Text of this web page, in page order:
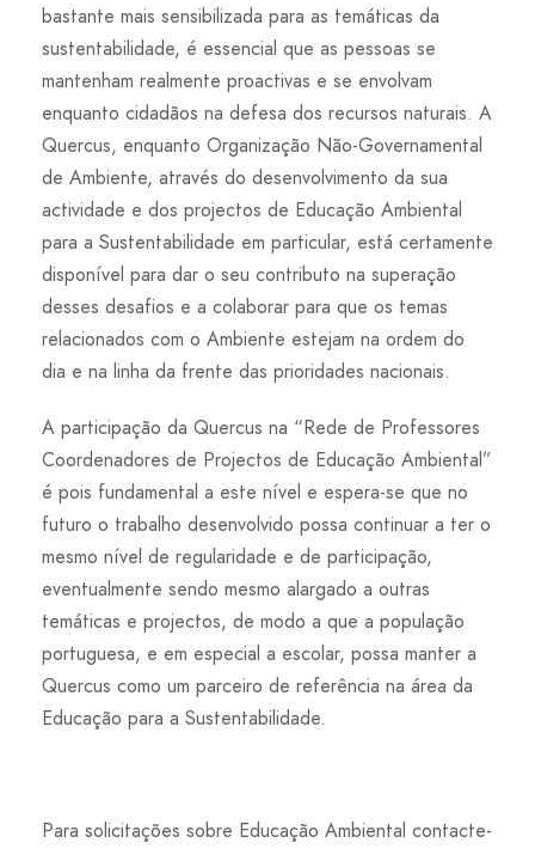
bastante mais sensibilizada para as temáticas da
sustentabilidade, é essencial que as pessoas se
mantenham realmente proactivas e se envolvam
enquanto cidadãos na defesa dos recursos naturais. A
Quercus, enquanto Organização Não-Governamental
de Ambiente, através do desenvolvimento da sua
actividade e dos projectos de Educação Ambiental
para a Sustentabilidade em particular, está certamente
disponível para dar o seu contributo na superação
desses desafios e a colaborar para que os temas
relacionados com o Ambiente estejam na ordem do
dia e na linha da frente das prioridades nacionais.
A participação da Quercus na “Rede de Professores
Coordenadores de Projectos de Educação Ambiental”
é pois fundamental a este nível e espera-se que no
futuro o trabalho desenvolvido possa continuar a ter o
mesmo nível de regularidade e de participação,
eventualmente sendo mesmo alargado a outras
temáticas e projectos, de modo a que a população
portuguesa, e em especial a escolar, possa manter a
Quercus como um parceiro de referência na área da
Educação para a Sustentabilidade.
Para solicitações sobre Educação Ambiental contacte-